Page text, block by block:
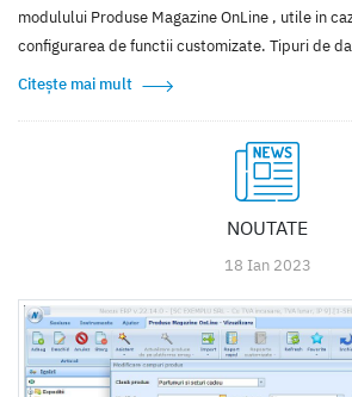
modulului Produse Magazine OnLine , utile in
configurarea de functii customizate. Tipuri de
Citește mai mult
NOUTATE
18 Ian 2023